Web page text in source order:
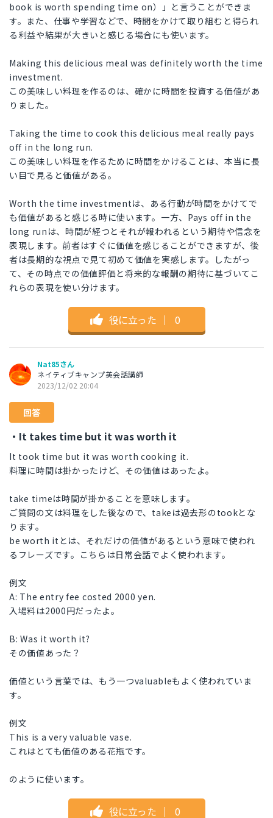
book is worth spending time on）」と言うことができま
す。また、仕事や学習などで、時間をかけて取り組むと得られ
る利益や結果が大きいと感じる場合にも使います。
Making this delicious meal was definitely worth the time
investment.
この美味しい料理を作るのは、確かに時間を投資する価値があ
りました。
Taking the time to cook this delicious meal really pays
off in the long run.
この美味しい料理を作るために時間をかけることは、本当に長
い目で見ると価値がある。
Worth the time investmentは、ある行動が時間をかけてで
も価値があると感じる時に使います。一方、Pays off in the
long runは、時間が経つとそれが報われるという期待や信念を
表現します。前者はすぐに価値を感じることができますが、後
者は長期的な視点で見て初めて価値を実感します。したがっ
て、その時点での価値評価と将来的な報酬の期待に基づいてこ
れらの表現を使い分けます。
役に立った ｜ 0
Nat85さん
ネイティブキャンプ英会話講師
2023/12/02 20:04
回答
・It takes time but it was worth it
It took time but it was worth cooking it.
料理に時間は掛かったけど、その価値はあったよ。
take timeは時間が掛かることを意味します。
ご質問の文は料理をした後なので、takeは過去形のtookとな
ります。
be worth itとは、それだけの価値があるという意味で使われ
るフレーズです。こちらは日常会話でよく使われます。
例文
A: The entry fee costed 2000 yen.
入場料は2000円だったよ。
B: Was it worth it?
その価値あった？
価値という言葉では、もう一つvaluableもよく使われていま
す。
例文
This is a very valuable vase.
これはとても価値のある花瓶です。
のように使います。
役に立った ｜ 0